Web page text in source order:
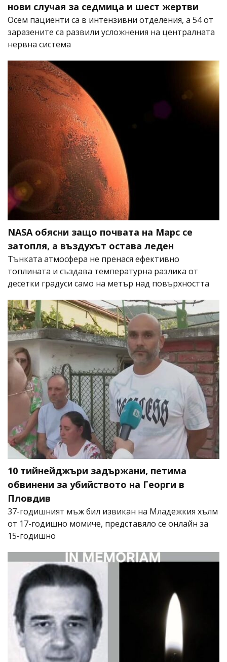
нови случая за седмица и шест жертви
Осем пациенти са в интензивни отделения, а 54 от
заразените са развили усложнения на централната
нервна система
NASA обясни защо почвата на Марс се
затопля, а въздухът остава леден
Тънката атмосфера не пренася ефективно
топлината и създава температурна разлика от
десетки градуси само на метър над повърхността
10 тийнейджъри задържани, петима
обвинени за убийството на Георги в
Пловдив
37-годишният мъж бил извикан на Младежкия хълм
от 17-годишно момиче, представяло се онлайн за
15-годишно